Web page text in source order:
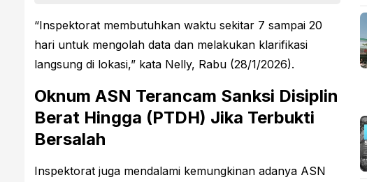
“Inspektorat membutuhkan waktu sekitar 7 sampai 20
hari untuk mengolah data dan melakukan klarifikasi
langsung di lokasi,” kata Nelly, Rabu (28/1/2026).
Oknum ASN Terancam Sanksi Disiplin
Berat Hingga (PTDH) Jika Terbukti
Bersalah
Inspektorat juga mendalami kemungkinan adanya ASN